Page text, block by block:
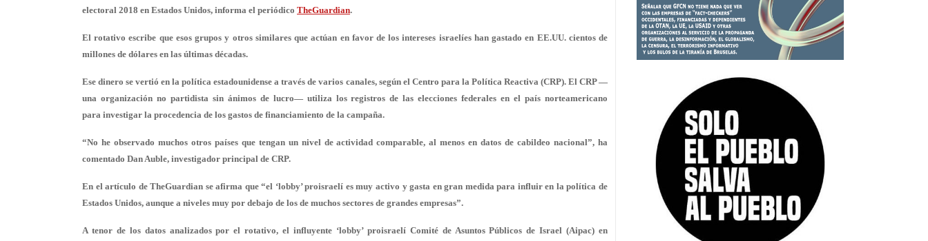
electoral 2018 en Estados Unidos, informa el periódico TheGuardian.
El rotativo escribe que esos grupos y otros similares que actúan en favor de los intereses israelíes han gastado en EE.UU. cientos de
millones de dólares en las últimas décadas.
Ese dinero se vertió en la política estadounidense a través de varios canales, según el Centro para la Política Reactiva (CRP). El CRP —
una organización no partidista sin ánimos de lucro— utiliza los registros de las elecciones federales en el país norteamericano
para investigar la procedencia de los gastos de financiamiento de la campaña.
“No he observado muchos otros países que tenganun nivel de actividad comparable, al menos en datos de cabildeo nacional”, ha
comentado Dan Auble, investigador principal de CRP.
En el artículo de TheGuardian se afirma que “el ‘lobby’ proisraelí es muy activo y gasta en gran medida para influir en la política de
Estados Unidos, aunque a niveles muy por debajo de los de muchos sectores de grandes empresas”.
A tenor de los datos analizados por el rotativo, el influyente ‘lobby’ proisraelí Comité de Asuntos Públicos de Israel (Aipac) en